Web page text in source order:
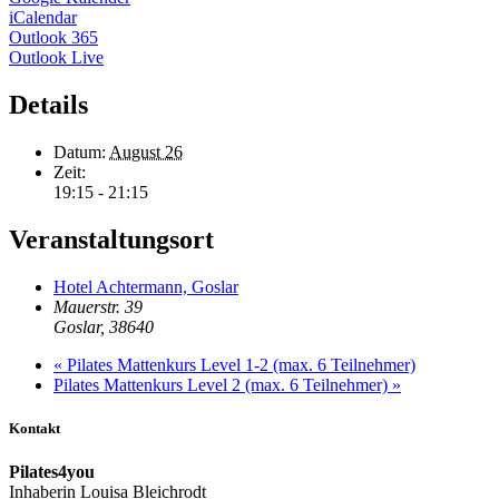
iCalendar
Outlook 365
Outlook Live
Details
Datum: August 26
Zeit:
19:15 - 21:15
Veranstaltungsort
Hotel Achtermann, Goslar
Mauerstr. 39
Goslar, 38640
« Pilates Mattenkurs Level 1-2 (max. 6 Teilnehmer)
Pilates Mattenkurs Level 2 (max. 6 Teilnehmer) »
Kontakt
Pilates4you
Inhaberin Louisa Bleichrodt